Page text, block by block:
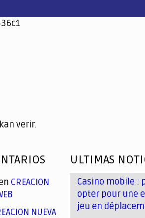
verir.
CREACION
NUEVA
ULTIMAS
Casino mobile :
opter pour une
jeu en